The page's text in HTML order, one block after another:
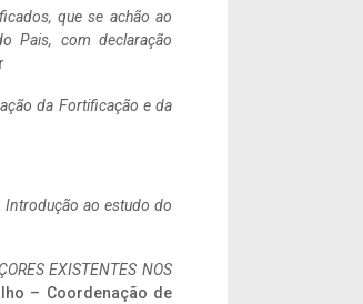
que se achão ao
Pais, com declaração
da Fortificação e da
ao estudo do
EXISTENTES NOS
– Coordenação de